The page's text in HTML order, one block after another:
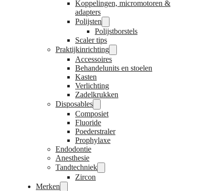
Koppelingen, micromotoren &
adapters
Polijsten
Polijstborstels
Scaler tips
Praktijkinrichting
Accessoires
Behandelunits en stoelen
Kasten
Verlichting
Zadelkrukken
Disposables
Composiet
Fluoride
Poederstraler
Prophylaxe
Endodontie
Anesthesie
Tandtechniek
Zircon
Merken